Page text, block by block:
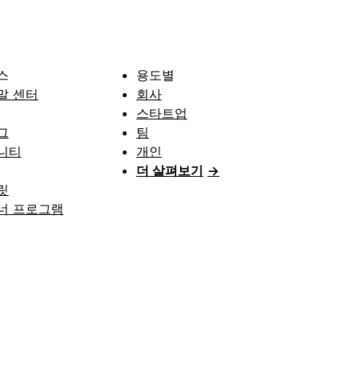
센터
티
프로그램
용도별
회사
스타트업
팀
개인
더 살펴보기 →